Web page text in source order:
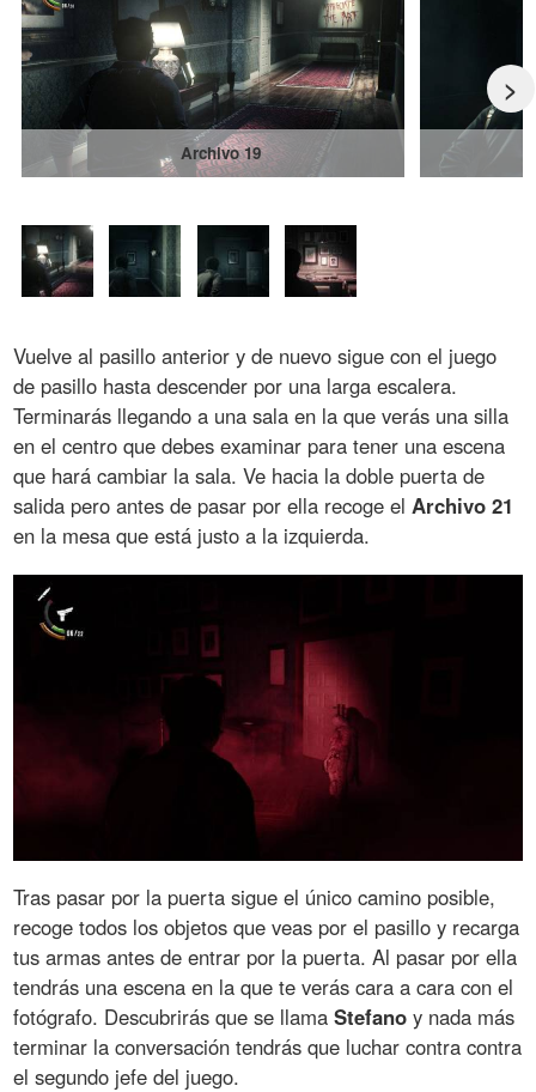
>
Archivo 19
Vuelve al pasillo anterior y de nuevo sigue con el juego
de pasillo hasta descender por una larga escalera.
Terminarás llegando a una sala en la que verás una silla
en el centro que debes examinar para tener una escena
que hará cambiar la sala. Ve hacia la doble puerta de
salida pero antes de pasar por ella recoge elArchivo 21
en la mesa que está justo a la izquierda.
Tras pasar por la puerta sigue el único camino posible,
recoge todos los objetos que veas por el pasillo y recarga
tus armas antes de entrar por la puerta. Al pasar por ella
tendrás una escena en la que te verás cara a cara con el
fotógrafo. Descubrirás que se llamaStefano y nada más
terminar la conversación tendrás que luchar contra contra
el segundo jefe del juego.